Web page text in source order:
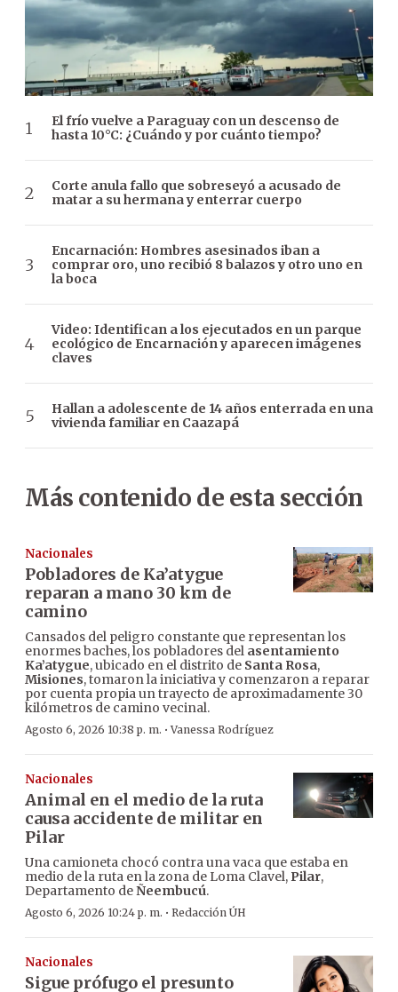
El frío vuelve a Paraguay con un descenso de
hasta 10°C: ¿Cuándo y por cuánto tiempo?
Corte anula fallo que sobreseyó a acusado de
matar a su hermana y enterrar cuerpo
Encarnación: Hombres asesinados iban a
comprar oro, uno recibió 8 balazos y otro uno en
la boca
Video: Identifican a los ejecutados en un parque
ecológico de Encarnación y aparecen imágenes
claves
Hallan a adolescente de 14 años enterrada en una
vivienda familiar en Caazapá
Más contenido de esta sección
Nacionales
Pobladores de Ka’atygue
reparan a mano 30 km de
camino
Cansados del peligro constante que representan los
enormes baches, los pobladores del asentamiento
Ka’atygue, ubicado en el distrito de Santa Rosa,
Misiones, tomaron la iniciativa y comenzaron a reparar
por cuenta propia un trayecto de aproximadamente 30
kilómetros de camino vecinal.
Agosto 6, 2026 10:38 p. m. ·Vanessa Rodríguez
Nacionales
Animal en el medio de la ruta
causa accidente de militar en
Pilar
Una camioneta chocó contra una vaca que estaba en
medio de la ruta en la zona de Loma Clavel, Pilar,
Departamento deÑeembucú.
Agosto 6, 2026 10:24 p. m. · Redacción ÚH
Nacionales
Sigue prófugo el presunto